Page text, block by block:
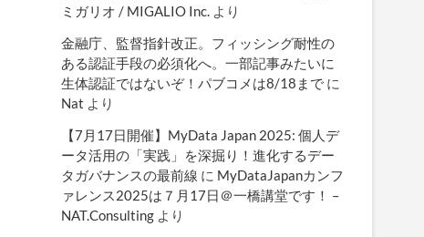
ミガリオ / MIGALIO Inc.
より
金融庁、監督指針改正。フィッシング耐性の
ある認証手段の必須化へ。一部記事みたいに
生体認証ではないぞ！パブコメは8/18まで に
Nat より
【7月17日開催】MyData Japan 2025: 個人デ
ータ活用の「実践」を深掘り！進化するデー
タガバナンスの最前線 に MyDataJapanカンフ
ァレンス2025は７月17日＠一橋講堂です！ –
NAT.Consulting より